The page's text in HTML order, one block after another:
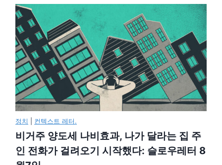
정치 컨텍스트 레터.
비거주 양도세 나비효과, 나가 달라는 집 주
인 전화가 걸려오기 시작했다: 슬로우레터 8